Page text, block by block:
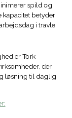
spild og
kapacitet betyder
i travle
er Tork
der
løsning til daglig